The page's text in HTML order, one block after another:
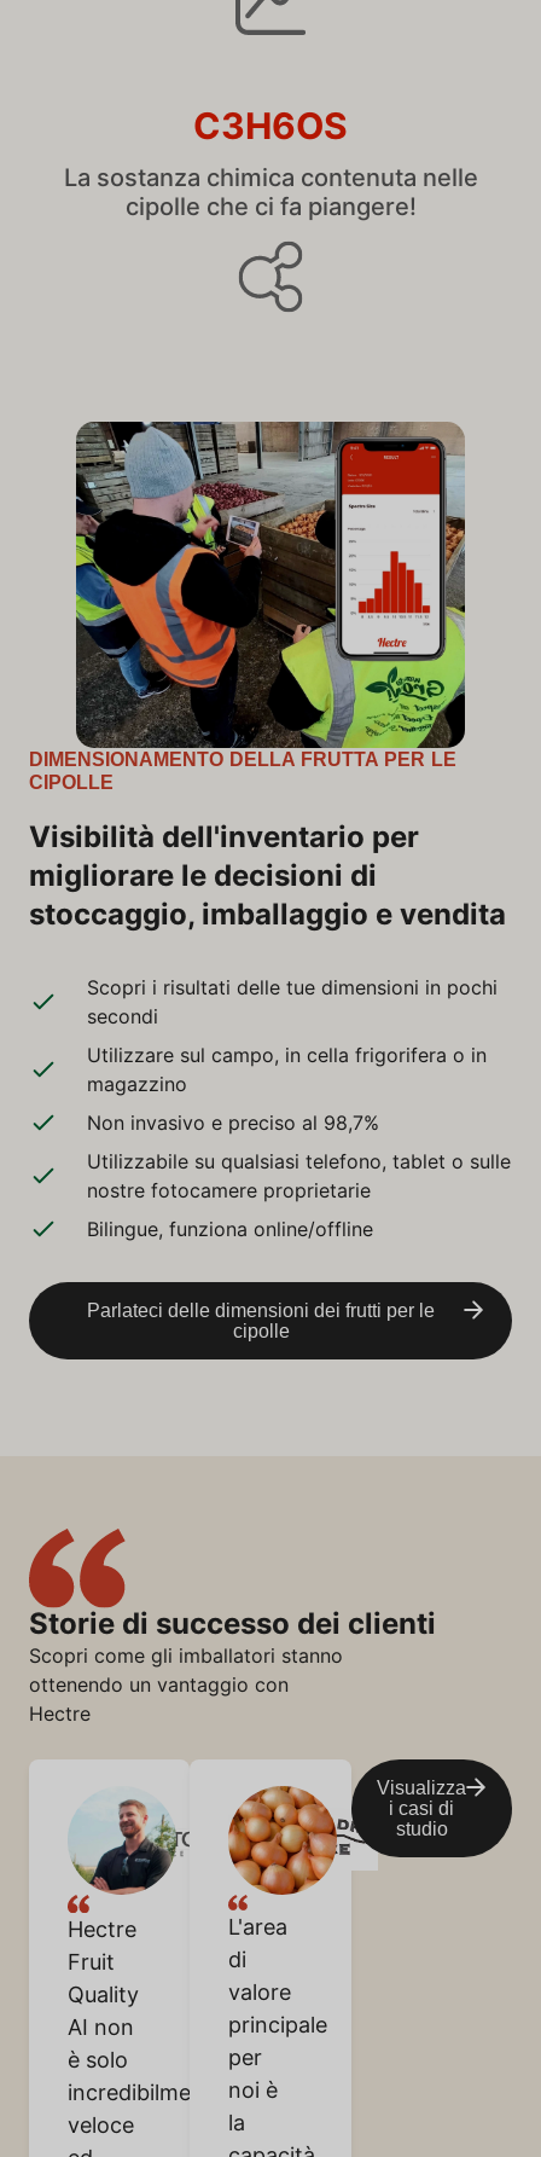
C3H6OS
La sostanza chimica contenuta nelle
cipolle che ci fa piangere!
DIMENSIONAMENTO DELLA FRUTTA PER LE
CIPOLLE
Visibilità dell'inventario per
migliorare le decisioni di
stoccaggio, imballaggio e vendita
Scopri i risultati delle tue dimensioni in pochi
secondi
Utilizzare sul campo, in cella frigorifera o in
magazzino
Non invasivo e preciso al 98,7%
Utilizzabile su qualsiasi telefono, tablet o sulle
nostre fotocamere proprietarie
Bilingue, funziona online/offline
Parlateci delle dimensioni dei frutti per le
cipolle
Storie di successo dei clienti
Scopri come gli imballatori stanno
ottenendo un vantaggio con
Hectre
Hectre
Fruit
Quality
AI non
è solo
incredibilmente
veloce
L'area
di
valore
principale
per
noi è
la
Visualizza
i casi di
studio